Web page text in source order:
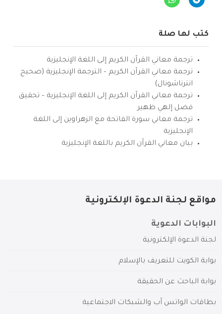
كتب لها صلة
ترجمة معاني القرآن الكريم إلى اللغة الإنجليزية
ترجمة معاني القرآن الكريم – الترجمة الإنجليزية (صحيح
انترناشونال)
ترجمة معاني القرآن الكريم إلى اللغة الإنجليزية – تحقيق
فضل إلهي ظهير
ترجمة معاني سورة الفاتحة مع الزهراوين إلى اللغة
الإنجليزية
بيان معاني القرآن الكريم باللغة الإنجليزية
مواقع لجنة الدعوة الإلكترونية
البوابات الدعوية
لجنة الدعوة الإلكترونية
بوابة الكويت للتعريف بالإسلام
بوابة الباحث عن الحقيقة
بطاقات الواتس آب والشبكات الاجتماعية